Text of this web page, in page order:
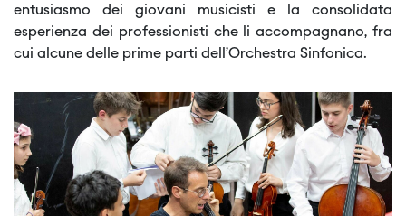
entusiasmo dei giovani musicisti e la consolidata
esperienza dei professionisti che li accompagnano, fra
cui alcune delle prime parti dell’Orchestra Sinfonica.